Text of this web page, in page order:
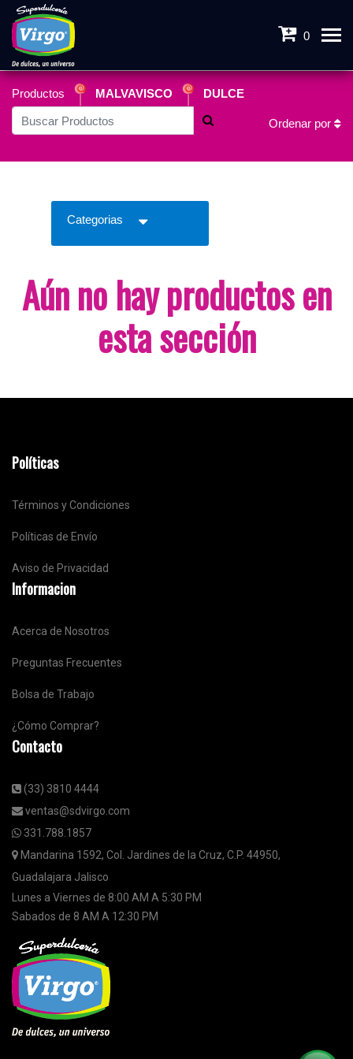
0
Productos MALVAVISCO DULCE
Ordenar por
Categorias
Aún no hay productos en
esta sección
Políticas
Términos y Condiciones
Políticas de Envío
Aviso de Privacidad
Informacion
Acerca de Nosotros
Preguntas Frecuentes
Bolsa de Trabajo
¿Cómo Comprar?
Contacto
(33) 3810 4444
ventas@sdvirgo.com
331.788.1857
Mandarina 1592, Col. Jardines de la Cruz, C.P. 44950,
Guadalajara Jalisco
Lunes a Viernes de 8:00 AM A 5:30 PM
Sabados de 8 AM A 12:30 PM